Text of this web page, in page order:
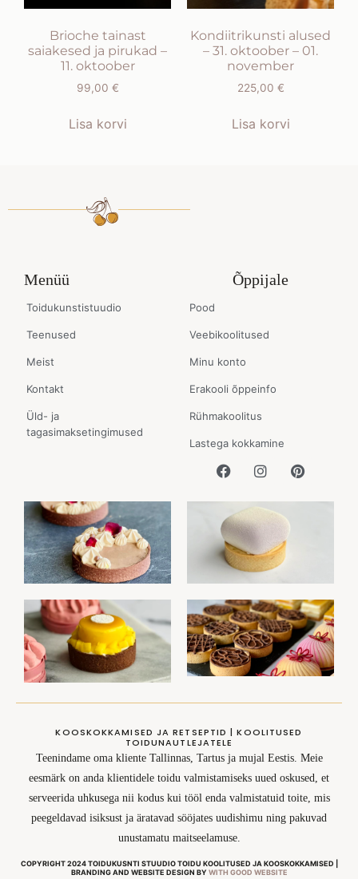
Brioche tainast
saiakesed ja pirukad –
11. oktoober
99,00 €
Lisa korvi
Kondiitrikunsti alused
– 31. oktoober – 01.
november
225,00 €
Lisa korvi
Menüü
Toidukunstistuudio
Teenused
Meist
Kontakt
Üld- ja
tagasimaksetingimused
Õppijale
Pood
Veebikoolitused
Minu konto
Erakooli õppeinfo
Rühmakoolitus
Lastega kokkamine
KOOSKOKKAMISED JA RETSEPTID | KOOLITUSED
TOIDUNAUTLEJATELE
Teenindame oma kliente Tallinnas, Tartus ja mujal Eestis. Meie
eesmärk on anda klientidele toidu valmistamiseks uued oskused, et
serveerida uhkusega nii kodus kui tööl enda valmistatuid toite, mis
peegeldavad isiksust ja äratavad sööjates uudishimu ning pakuvad
unustamatu maitseelamuse.
COPYRIGHT 2024 TOIDUKUSNTI STUUDIO TOIDU KOOLITUSED JA KOOSKOKKAMISED |
BRANDING AND WEBSITE DESIGN BY WITH GOOD WEBSITE